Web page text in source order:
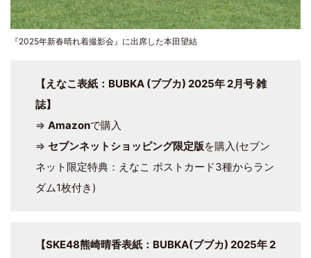
『2025年新春晴れ着撮影会』に出席した本田望結
【えなこ表紙：BUBKA (ブブカ) 2025年 2月号 雑
誌】
⇒ Amazonで購入
⇒ セブンネットショッピング限定版を購入(セブン
ネット限定特典：えなこ ポストカード3種からラン
ダム1枚付き)
【SKE48熊崎晴香表紙：BUBKA(ブブカ) 2025年 2